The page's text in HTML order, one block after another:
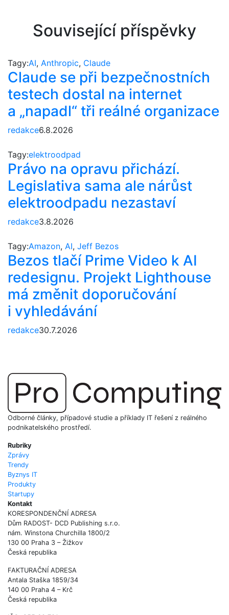
Související příspěvky
Tagy:AI, Anthropic, Claude
Claude se při bezpečnostních
testech dostal na internet
a „napadl“ tři reálné organizace
redakce6.8.2026
Tagy:elektroodpad
Právo na opravu přichází.
Legislativa sama ale nárůst
elektroodpadu nezastaví
redakce3.8.2026
Tagy:Amazon, AI, Jeff Bezos
Bezos tlačí Prime Video k AI
redesignu. Projekt Lighthouse
má změnit doporučování
i vyhledávání
redakce30.7.2026
Odborné články, případové studie a příklady IT řešení z reálného
podnikatelského prostředí.
Rubriky
Zprávy
Trendy
Byznys IT
Produkty
Startupy
Kontakt
KORESPONDENČNÍ ADRESA
Dům RADOST- DCD Publishing s.r.o.
nám. Winstona Churchilla 1800/2
130 00 Praha 3 – Žižkov
Česká republika
FAKTURAČNÍ ADRESA
Antala Staška 1859/34
140 00 Praha 4 – Krč
Česká republika